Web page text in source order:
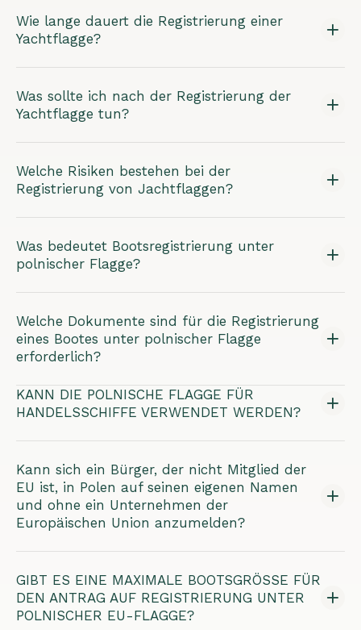
Wie lange dauert die Registrierung einer
Yachtflagge?
Was sollte ich nach der Registrierung der
Yachtflagge tun?
Welche Risiken bestehen bei der
Registrierung von Jachtflaggen?
Was bedeutet Bootsregistrierung unter
polnischer Flagge?
Welche Dokumente sind für die Registrierung
eines Bootes unter polnischer Flagge
erforderlich?
KANN DIE POLNISCHE FLAGGE FÜR
HANDELSSCHIFFE VERWENDET WERDEN?
Kann sich ein Bürger, der nicht Mitglied der
EU ist, in Polen auf seinen eigenen Namen
und ohne ein Unternehmen der
Europäischen Union anzumelden?
GIBT ES EINE MAXIMALE BOOTSGRÖSSE FÜR
DEN ANTRAG AUF REGISTRIERUNG UNTER
POLNISCHER EU-FLAGGE?